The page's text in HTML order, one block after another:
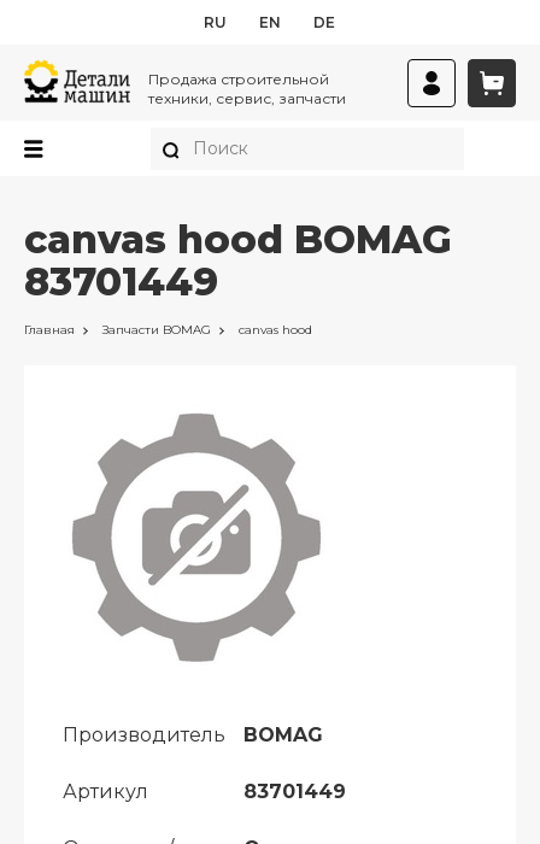
RU EN DE
Продажа строительной
техники, сервис, запчасти
canvas hood BOMAG
83701449
Главная Запчасти BOMAG canvas hood
Производитель BOMAG
Артикул 83701449